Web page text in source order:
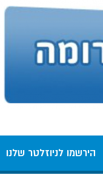
הירשמו לניוזלטר שלנו